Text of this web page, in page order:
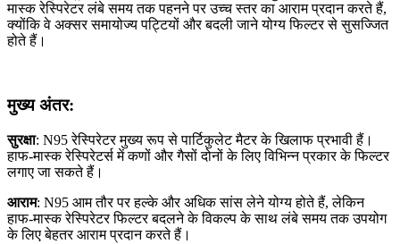
मास्क रेस्पिरेटर लंबे समय तक पहनने पर उच्च स्तर का आराम प्रदान करते हैं,
क्योंकि वे अक्सर समायोज्य पट्टियों और बदली जाने योग्य फिल्टर से सुसज्जित
होते हैं।
मुख्य अंतर:
सुरक्षा: N95 रेस्पिरेटर मुख्य रूप से पार्टिकुलेट मैटर के खिलाफ प्रभावी हैं।
हाफ-मास्क रेस्पिरेटर्स में कणों और गैसों दोनों के लिए विभिन्न प्रकार के फिल्टर
लगाए जा सकते हैं।
आराम: N95 आम तौर पर हल्के और अधिक सांस लेने योग्य होते हैं, लेकिन
हाफ-मास्क रेस्पिरेटर फिल्टर बदलने के विकल्प के साथ लंबे समय तक उपयोग
के लिए बेहतर आराम प्रदान करते हैं।